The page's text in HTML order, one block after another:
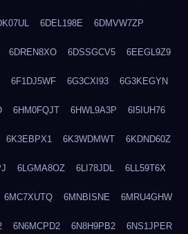
6DEL198E 6DMVW7ZP
6DREN8XO 6DSSGCV5 6EEGL9Z9
6F1DJ5WF 6G3CXI93 6G3KEGYN
6HM0FQJT 6HWL9A3P 6I5IUH76
6K3EBPX1 6K3WDMWT 6KDND60Z
6LGMA8OZ 6LI78JDL 6LL59T6X
6MC7XUTQ 6MNBISNE 6MRU4GHW
6N6MCPD2 6N8H9PB2 6NS1JPER